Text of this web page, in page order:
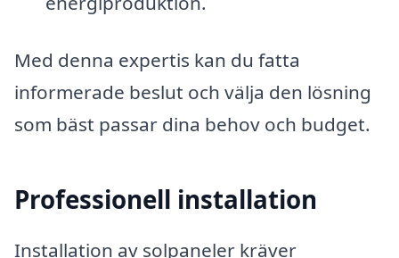
Med denna expertis kan du fatta
informerade beslut och välja den lösning
som bäst passar dina behov och budget.
Professionell installation
Installation av solpaneler kräver